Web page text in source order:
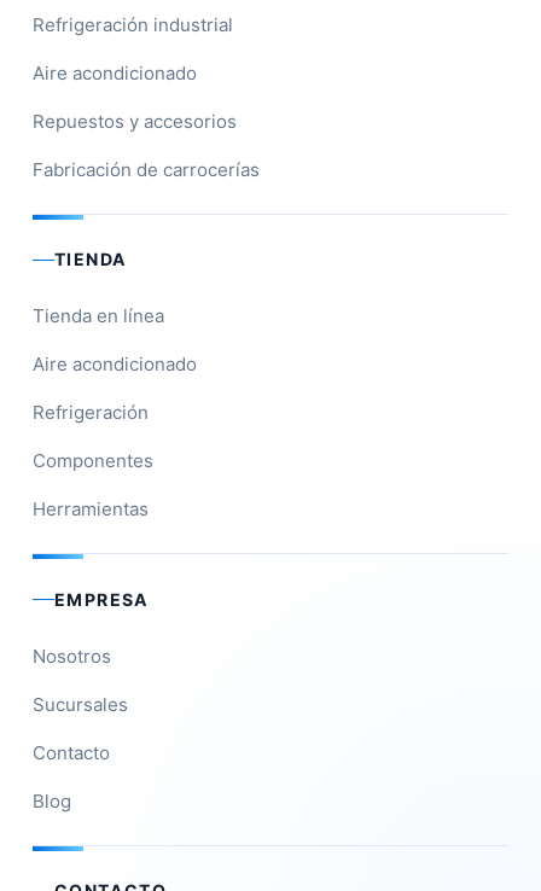
Refrigeración industrial
Aire acondicionado
Repuestos y accesorios
Fabricación de carrocerías
TIENDA
Tienda en línea
Aire acondicionado
Refrigeración
Componentes
Herramientas
EMPRESA
Nosotros
Sucursales
Contacto
Blog